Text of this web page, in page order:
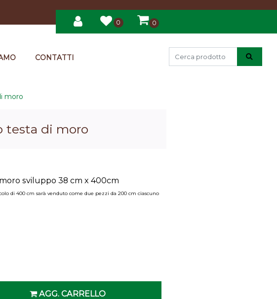
0
0
CONTATTI
moro
testa di moro
sviluppo 38 cm x 400cm
di 400 cm sarà venduto come due pezzi da 200 cm ciascuno
AGG. CARRELLO